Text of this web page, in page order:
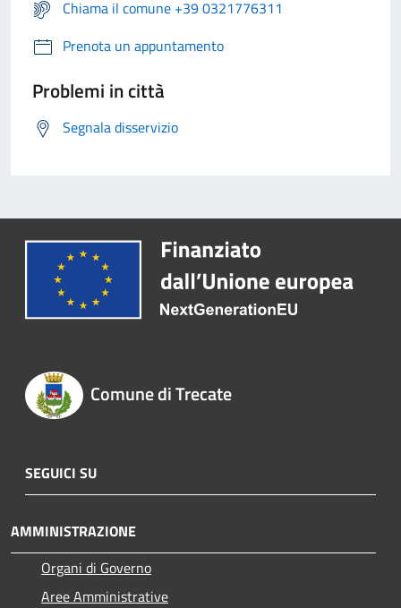
Chiama il comune +39 0321776311
Prenota un appuntamento
Problemi in città
Segnala disservizio
Comune di Trecate
SEGUICI SU
AMMINISTRAZIONE
Organi di Governo
Aree Amministrative